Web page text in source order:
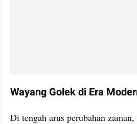
Wayang Golek di Era
Di tengah arus perubahan